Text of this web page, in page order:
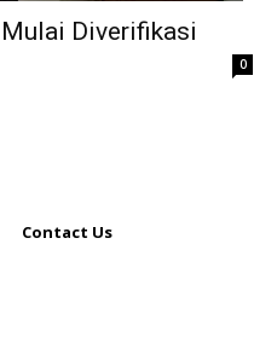
Mulai Diverifikasi
0
Contact Us